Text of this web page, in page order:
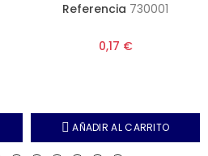
Referencia 730001
0,17 €
AÑADIR AL CARRITO